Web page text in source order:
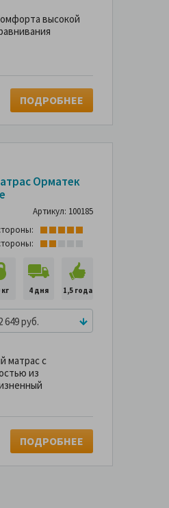
высокой
ПОДРОБНЕЕ
Орматек
Артикул: 100185
кг 4 дня 1,5 года
649 руб.
матрас с
из
ПОДРОБНЕЕ